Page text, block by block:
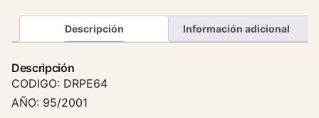
P
u
g
e
Descripción Información adicional
Descripción
CODIGO: DRPE64
AÑO: 95/2001